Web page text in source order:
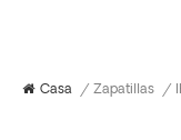
Casa / Zapatillas /